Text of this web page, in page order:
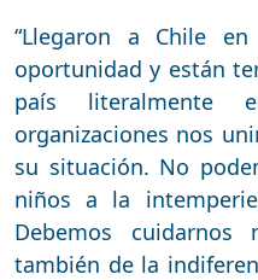
“Llegaron a Chile
oportunidad y están
país literalmente
organizaciones nos
su situación. No
niños a la
Debemos
también de la